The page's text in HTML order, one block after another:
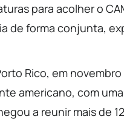
para acolher o
de forma conjunta,
Rico, em
americano, com
a reunir mais de